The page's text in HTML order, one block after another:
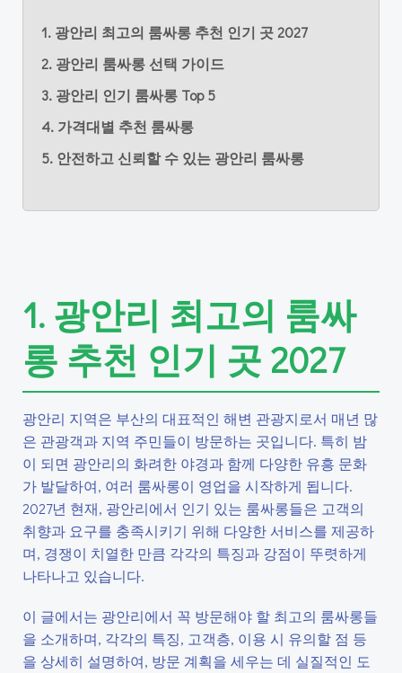
1. 광안리 최고의 룸싸롱 추천 인기 곳 2027
2. 광안리 룸싸롱 선택 가이드
3. 광안리 인기 룸싸롱 Top 5
4. 가격대별 추천 룸싸롱
5. 안전하고 신뢰할 수 있는 광안리 룸싸롱
1. 광안리 최고의 룸싸
롱 추천 인기 곳 2027
광안리 지역은 부산의 대표적인 해변 관광지로서 매년 많
은 관광객과 지역 주민들이 방문하는 곳입니다. 특히 밤
이 되면 광안리의 화려한 야경과 함께 다양한 유흥 문화
가 발달하여, 여러 룸싸롱이 영업을 시작하게 됩니다.
2027년 현재, 광안리에서 인기 있는 룸싸롱들은 고객의
취향과 요구를 충족시키기 위해 다양한 서비스를 제공하
며, 경쟁이 치열한 만큼 각각의 특징과 강점이 뚜렷하게
나타나고 있습니다.
이 글에서는 광안리에서 꼭 방문해야 할 최고의 룸싸롱들
을 소개하며, 각각의 특징, 고객층, 이용 시 유의할 점 등
을 상세히 설명하여, 방문 계획을 세우는 데 실질적인 도